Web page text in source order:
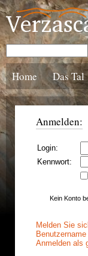
Home Das Tal
Anmelden:
Login:
Kennwort:
Kein Konto
Melden Sie
Anmelden als